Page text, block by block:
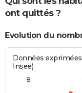
ont quittés ?
Evolution du
Données
Insee)
8